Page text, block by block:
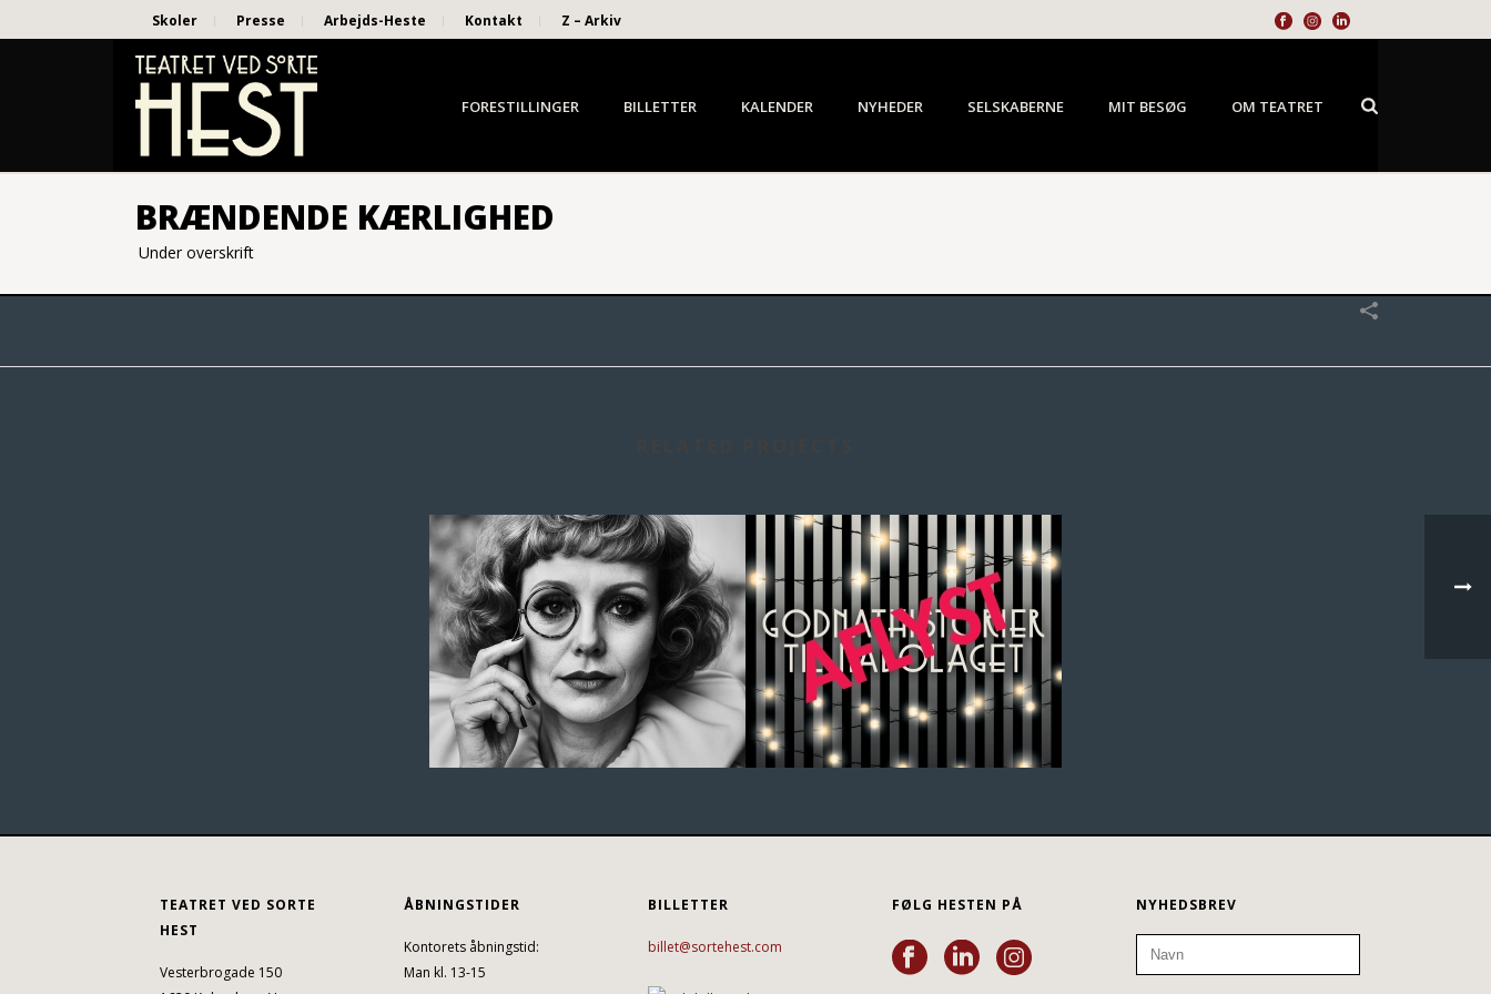
Skoler Presse Arbejds-Heste Kontakt Z – Arkiv
FORESTILLINGER BILLETTER KALENDER NYHEDER SELSKABERNE MIT BESØG OM TEATRET
BRÆNDENDE KÆRLIGHED
Under overskrift
TEATRET VED SORTE
HEST
Vesterbrogade 150
ÅBNINGSTIDER
Kontorets åbningstid:
Man kl. 13-15
BILLETTER
billet@sortehest.com
FØLG HESTEN PÅ NYHEDSBREV